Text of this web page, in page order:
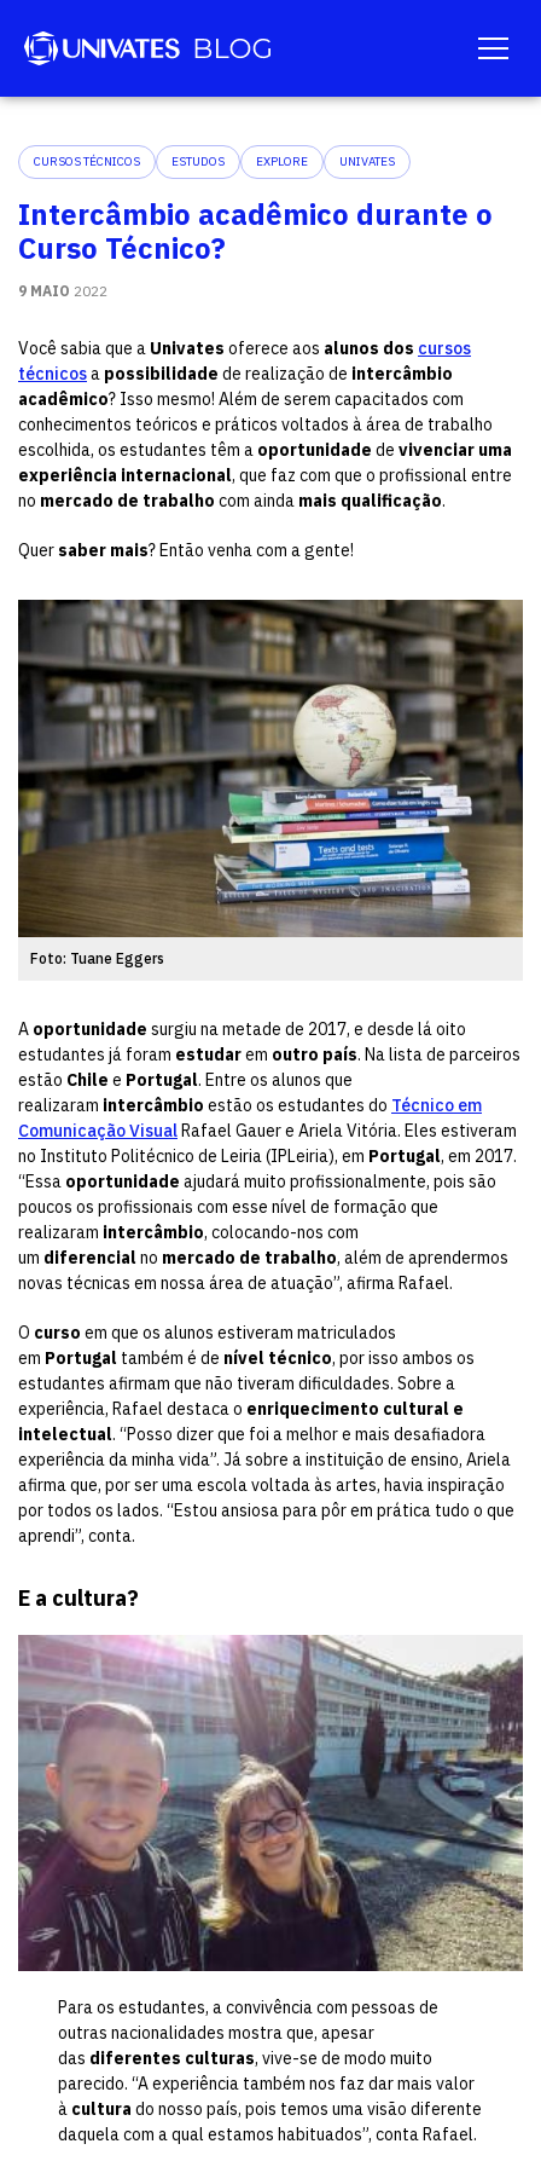
CURSOS TÉCNICOS ESTUDOS EXPLORE UNIVATES
Intercâmbio acadêmico durante o
Curso Técnico?
9 MAIO 2022
Você sabia que a Univates oferece aos alunos dos cursos
técnicosa possibilidade de realização de intercâmbio
acadêmico? Isso mesmo! Além de serem capacitados com
conhecimentos teóricos e práticos voltados à área de trabalho
escolhida, os estudantes têm a oportunidade de vivenciar uma
experiência internacional, que faz com que o profissional entre
no mercado de trabalho com ainda mais qualificação.
Quer saber mais? Então venha com a gente!
Foto: Tuane Eggers
A oportunidade surgiu na metade de 2017, e desde lá oito
estudantes já foram estudarem outro país. Na lista de parceiros
estão Chile e Portugal. Entre os alunos que
realizaram intercâmbio estão os estudantes do Técnico em
Comunicação VisualRafael Gauer e Ariela Vitória. Eles estiveram
no Instituto Politécnico de Leiria (IPLeiria), em Portugal, em 2017.
“Essa oportunidade ajudará muito profissionalmente, pois são
poucos os profissionais com esse nível de formação que
realizaram intercâmbio, colocando-nos com
um diferencialno mercado de trabalho, além de aprendermos
novas técnicas em nossa área de atuação”, afirma Rafael.
O curso em que os alunos estiveram matriculados
em Portugal também é de nível técnico, por isso ambos os
estudantes afirmam que não tiveram dificuldades. Sobre a
experiência, Rafael destaca o enriquecimento cultural e
intelectual. “Posso dizer que foi a melhor e mais desafiadora
experiência da minha vida”. Já sobre a instituição de ensino, Ariela
afirma que, por ser uma escola voltada às artes, havia inspiração
por todos os lados. “Estou ansiosa para pôr em prática tudo o que
aprendi”, conta.
E a cultura?
Para os estudantes, a convivência com pessoas de
outras nacionalidades mostra que, apesar
das diferentes culturas, vive-se de modo muito
parecido. “A experiência também nos faz dar mais valor
à cultura do nosso país, pois temos uma visão diferente
daquela com a qual estamos habituados”, conta Rafael.